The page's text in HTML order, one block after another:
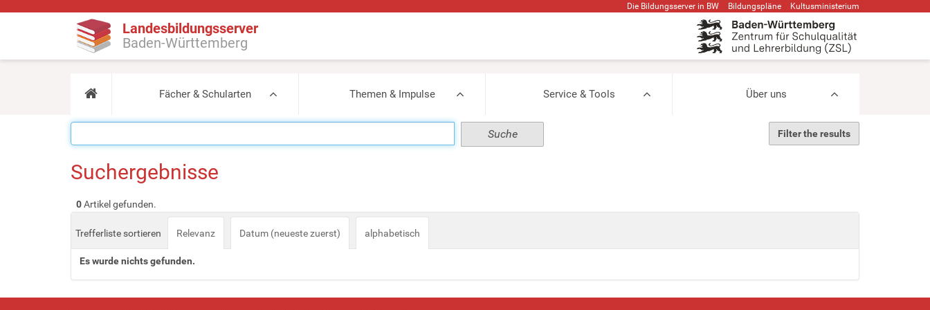
Die Bildungsserver in BW Bildungspläne Kultusministerium
Landesbildungsserver
Baden-Württemberg
Fächer & Schularten Themen & Impulse Service & Tools Über uns
Filter the results
Suchergebnisse
0Artikel gefunden.
Trefferliste sortieren Relevanz Datum (neueste zuerst) alphabetisch
Es wurde nichts gefunden.